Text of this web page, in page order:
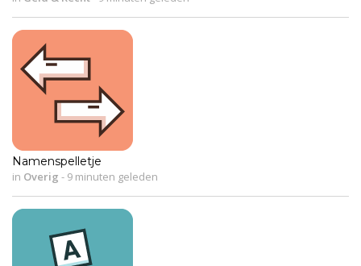
Namenspelletje
in Overig - 9 minuten geleden